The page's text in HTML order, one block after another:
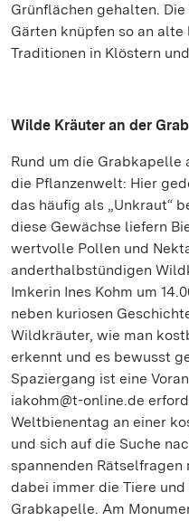
Grünflächen gehalten.
Gärten knüpfen so an
Traditionen in Klöstern
Wilde Kräuter an der
Rund um die
die Pflanzenwelt: Hier
das häufig als „Unkraut“
diese Gewächse liefern
wertvolle Pollen und
anderthalbstündigen
Imkerin Ines Kohm um
neben kuriosen
Wildkräuter, wie man
erkennt und es bewusst
Spaziergang ist eine
iakohm@t-online.de
Weltbienentag an einer
und sich auf die Suche
spannenden Rätselfragen
dabei immer die Tiere
Grabkapelle. Am